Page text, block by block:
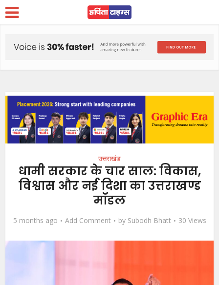
उत्तराखंड
धामी सरकार के चार साल: विकास,
विश्वास और नई दिशा का उत्तराखण्ड
मॉडल
5 months ago Add Comment by Subodh Bhatt 30 Views